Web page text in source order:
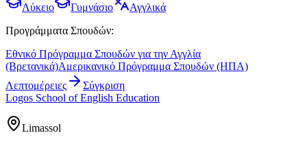
Λύκειο
Γυμνάσιο
Αγγλικά
Προγράμματα Σπουδών:
Εθνικό Πρόγραμμα Σπουδών για την Αγγλία
(Βρετανικά)Αμερικανικό Πρόγραμμα Σπουδών (ΗΠΑ)
Λεπτομέρειες
Σύγκριση
Logos School of English Education
Limassol